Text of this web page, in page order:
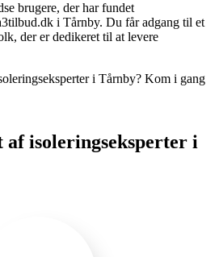
brugere, der har fundet
i Tårnby. Du får adgang til et
der er dedikeret til at levere
i Tårnby? Kom i gang
isoleringseksperter i